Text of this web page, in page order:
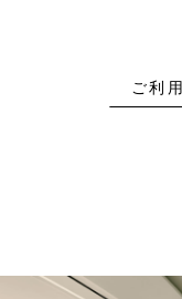
ご利